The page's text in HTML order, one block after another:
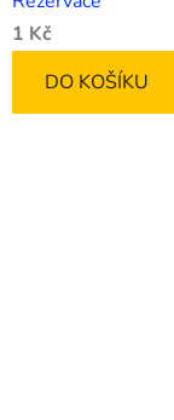
1 Kč
DO KOŠÍKU